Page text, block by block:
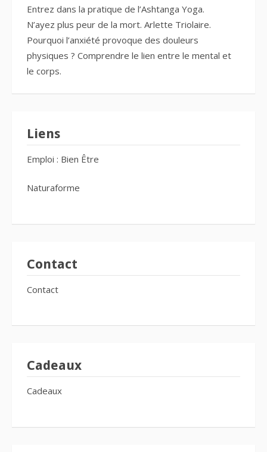
Entrez dans la pratique de l’Ashtanga Yoga.
N’ayez plus peur de la mort. Arlette Triolaire.
Pourquoi l’anxiété provoque des douleurs
physiques ? Comprendre le lien entre le mental et
le corps.
Liens
Emploi : Bien Être
Naturaforme
Contact
Contact
Cadeaux
Cadeaux